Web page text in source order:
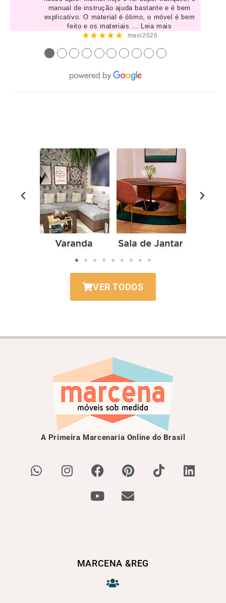
manual de instrução ajuda bastante e é bem
explicativo. O material é ótimo, o móvel é bem
feito e os materiais
… Leia mais
★★★★★ maio2026
●●●●●●●●●●
VER TODOS
A Primeira Marcenaria Online do Brasil
MARCENA &REG